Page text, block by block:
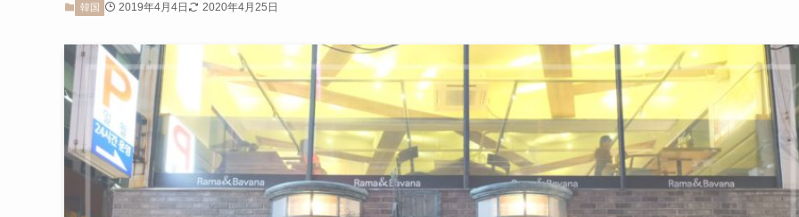
韓国 2019年4月4日 2020年4月25日